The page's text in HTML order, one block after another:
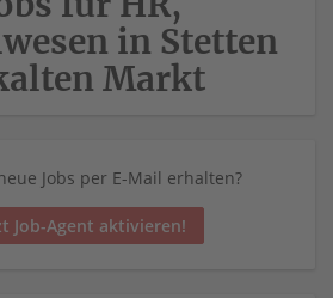
in Stetten
Markt
Jobs per E-Mail erhalten?
Job-Agent aktivieren!